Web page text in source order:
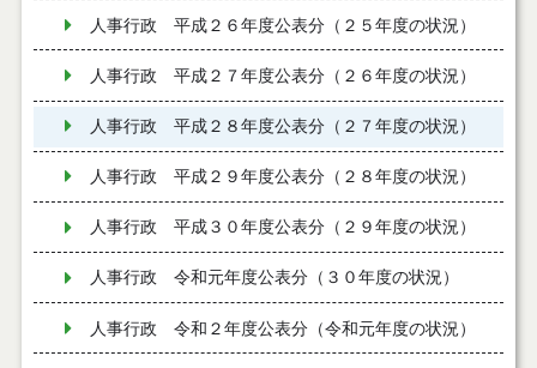
人事行政 平成２６年度公表分（２５年度の状況）
人事行政 平成２７年度公表分（２６年度の状況）
人事行政 平成２８年度公表分（２７年度の状況）
人事行政 平成２９年度公表分（２８年度の状況）
人事行政 平成３０年度公表分（２９年度の状況）
人事行政 令和元年度公表分（３０年度の状況）
人事行政 令和２年度公表分（令和元年度の状況）